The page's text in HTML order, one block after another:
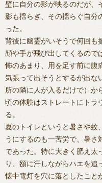
壁に自分の影が映るのだが、
影も揺らぎ、その揺らぐ自分
った。
背後に幽霊がいそうで何回も
顔や手が飛び出してくるので
怖のあまり、用を足す前に腹
気張って出そうとするが出な
所の隣に人が入るだけで）か
頃の体験はストレートにトラ
る。
夏のトイレというと暑さや蚊
うにするのも一苦労で、暑さ
であった。特に大きく肥え太
り、額に汗しながらハエを追
懐中電灯を穴に落としたこと